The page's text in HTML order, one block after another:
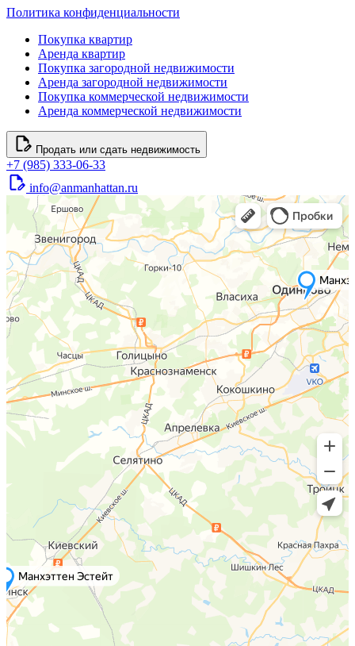
Политика конфиденциальности
Покупка квартир
Аренда квартир
Покупка загородной недвижимости
Аренда загородной недвижимости
Покупка коммерческой недвижимости
Аренда коммерческой недвижимости
Продать или сдать недвижимость
+7 (985) 333-06-33
info@anmanhattan.ru